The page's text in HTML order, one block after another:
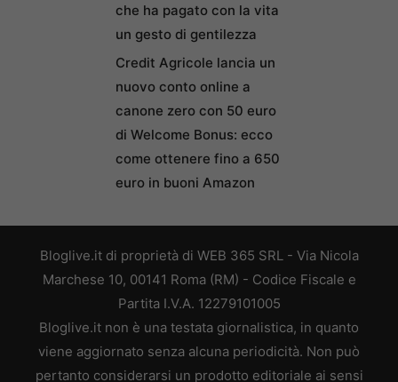
che ha pagato con la vita
un gesto di gentilezza
Credit Agricole lancia un
nuovo conto online a
canone zero con 50 euro
di Welcome Bonus: ecco
come ottenere fino a 650
euro in buoni Amazon
Bloglive.it di proprietà di WEB 365 SRL - Via Nicola
Marchese 10, 00141 Roma (RM) - Codice Fiscale e
Partita I.V.A. 12279101005
Bloglive.it non è una testata giornalistica, in quanto
viene aggiornato senza alcuna periodicità. Non può
pertanto considerarsi un prodotto editoriale ai sensi